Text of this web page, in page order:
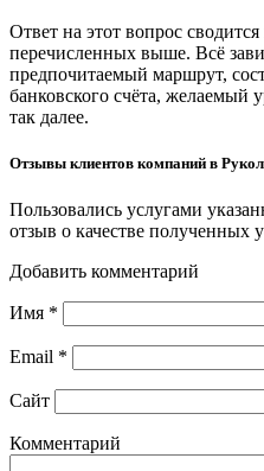
Ответ на этот вопрос
перечисленных выше. Всё
предпочитаемый маршрут,
банковского счёта, желаемый
так далее.
Отзывы клиентов компаний в
Пользовались услугами
отзыв о качестве полученных
Добавить комментарий
Имя *
Email *
Сайт
Комментарий